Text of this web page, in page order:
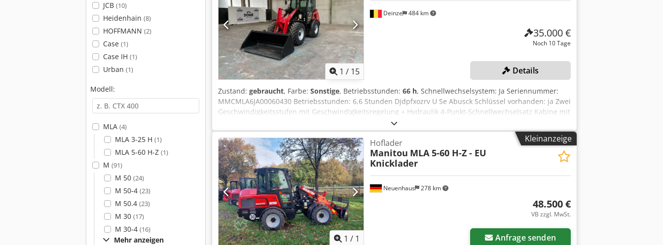
JCB (10)
Heidenhain (8)
HOFFMANN (2)
Case (1)
Case IH (1)
Urban (1)
Modell:
MLA (4)
MLA 3-25 H (1)
MLA 5-60 H-Z (1)
M (91)
M 50 (24)
M 50-4 (23)
M 50.4 (23)
M 30 (17)
M 30-4 (16)
Mehr anzeigen
1 / 15
Deinze 484 km
35.000 €
Noch 10 Tage
Details
Zustand: gebraucht, Farbe: Sonstige, Betriebsstunden: 66 h, Schnellwechselsystem: Ja Seriennummer:
MMCMLA6JA00060430 Betriebsstunden: 6,6 Stunden Djdpfxozrv U Se Abusck Schlüssel vorhanden: ja Zwei
Geschwindigkeitsstufen mit Geschwindigkeitsregelung + Hydraulik 4-Punkt-Schnellwechselsatz Kabine mit
Heizung, Tür und Fenstern Mechanisch gefederter Sitz 405/70-20 14-lagige Diagonalreifen
Heckgegengewichtsatz (AL600) LED-Arbeitsscheinwerfer mit Straßenbeleuchtung Easy-Link-Modul
Anhängerkupplungssatz 7-polige Steckdosenleiste hinten Schmaler Kotflügelsatz Unbenutzt Kleinanzeige
1 / 1
Neuenhaus 278 km
Hoflader
Manitou MLA 5-60 H-Z - EU
Knicklader
48.500 €
VB zzgl. MwSt.
Anfrage senden